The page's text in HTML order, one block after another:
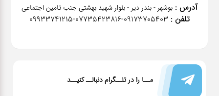
آدرس : بوشهر - بندر دیر - بلوار شهید بهشتی جنب تامین اجتماعی
تلفن : ٠٩١٧٣٧٠٥٤٠٣-07735423816-09933741215
مــا را در تلــگرام دنبالــ کنیــد